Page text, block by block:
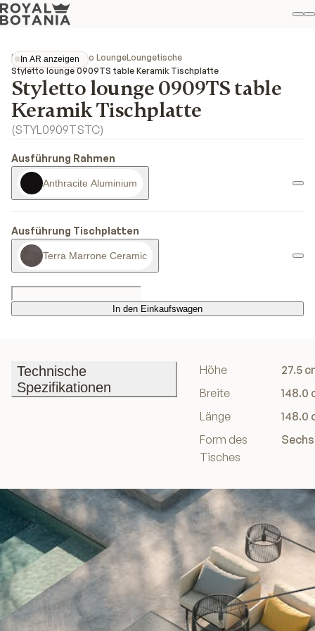
In AR anzeigen
In AR anzeigen
KollektionenStyletto LoungeLoungetische
Styletto lounge 0909TS table Keramik Tischplatte
Styletto lounge 0909TS table
Keramik Tischplatte
(STYL0909TSTC)
Ausführung Rahmen
Anthracite Aluminium
Ausführung Tischplatten
Terra Marrone Ceramic
In den Einkaufswagen
In den Einkaufswagen
Technische
Spezifikationen
Höhe
27.5
Breite
148.0
Länge
148.0
Form des
Tisches